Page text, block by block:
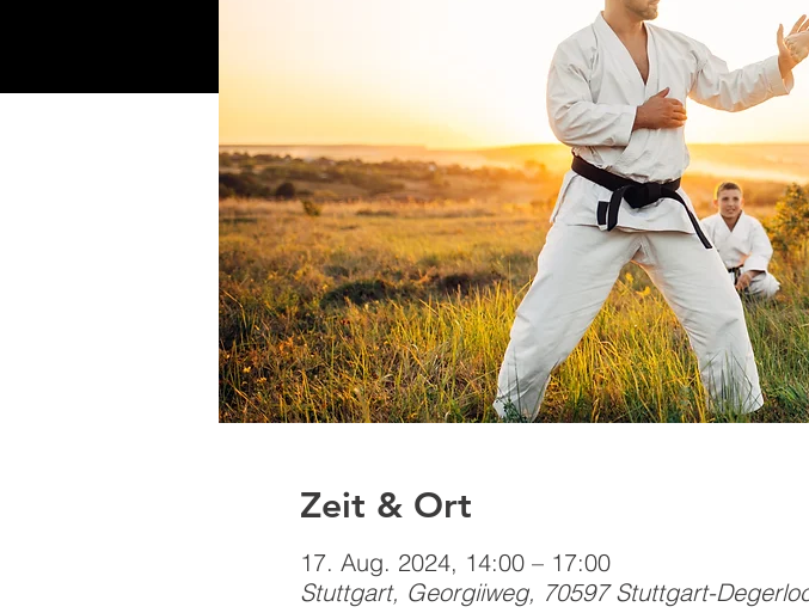
Zeit & Ort
17. Aug. 2024, 14:00 – 17:00
Stuttgart, Georgiiweg, 70597 Stuttgart-